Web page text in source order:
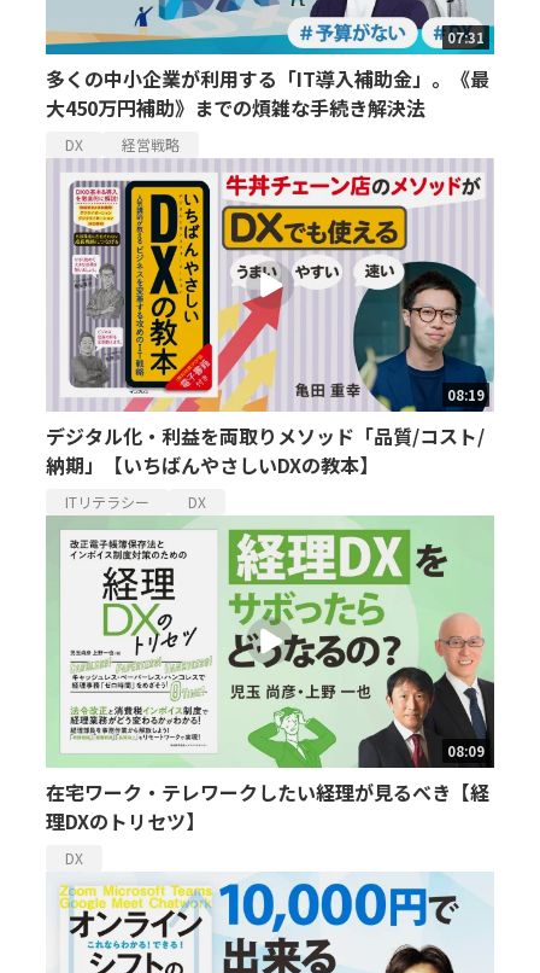
07:31
多くの中小企業が利用する「IT導入補助金」。《最
大450万円補助》までの煩雑な手続き解決法
DX 経営戦略
08:19
デジタル化・利益を両取りメソッド「品質/コスト/
納期」【いちばんやさしいDXの教本】
ITリテラシー DX
08:09
在宅ワーク・テレワークしたい経理が見るべき【経
理DXのトリセツ】
DX